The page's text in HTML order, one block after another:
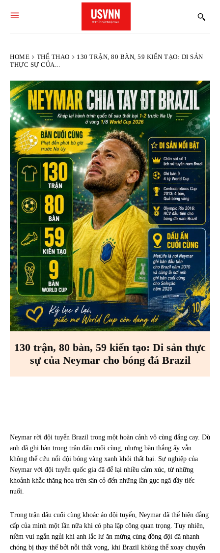
HOME THỂ THAO
130 TRẬN, 80 BÀN, 59 KIẾN TẠO: DI SẢN
THỰC SỰ CỦA...
130 trận, 80 bàn, 59 kiến tạo: Di sản thực
sự của Neymar cho bóng đá Brazil
Neymar rời đội tuyển Brazil trong một hoàn cảnh vô cùng đắng cay. Dù
anh đã ghi bàn trong trận đấu cuối cùng, nhưng bàn thắng ấy vẫn
không thể cứu nổi đội bóng vàng xanh khỏi thất bại. Sự nghiệp của
Neymar với đội tuyển quốc gia đã để lại nhiều cảm xúc, từ những
khoảnh khắc thăng hoa trên sân cỏ đến những lần gục ngã đầy tiếc
nuối.
Trong trận đấu cuối cùng khoác áo đội tuyển, Neymar đã thể hiện đẳng
cấp của mình một lần nữa khi có pha lập công quan trọng. Tuy nhiên,
niềm vui ngắn ngủi khi anh lắc lư ăn mừng cùng đồng đội đã nhanh
chóng bị thay thế bởi nỗi thất vọng, khi Brazil không thể xoay chuyển